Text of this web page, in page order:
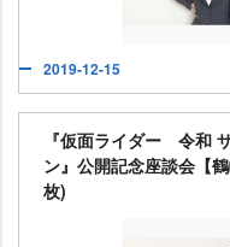
2019-12-15
『仮面ライダー 令和
ン』公開記念座談会【
枚)